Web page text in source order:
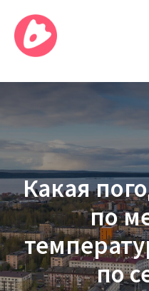
Какая
по
по